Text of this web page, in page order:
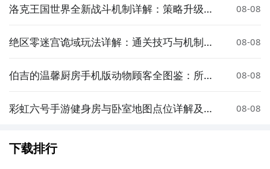
洛克王国世界全新战斗机制详解：策略升级与
08-08
绝区零迷宫诡域玩法详解：通关技巧与机制解
08-08
伯吉的温馨厨房手机版动物顾客全图鉴：所有
08-08
彩虹六号手游健身房与卧室地图点位详解及实
08-08
下载排行